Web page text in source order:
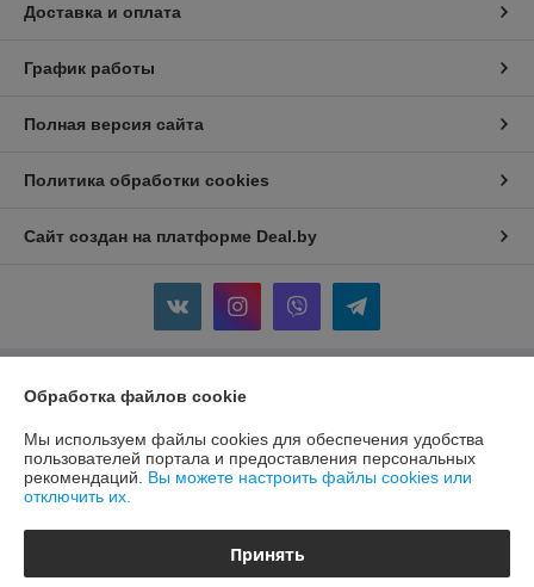
Доставка и оплата
График работы
Полная версия сайта
Политика обработки cookies
Сайт создан на платформе Deal.by
Информация для покупателя
Юридическое лицо: ООО "МаксдэмМаркет"
213802, Могилевская область, г. Бобруйск, ул. Ленина, д. 52, кв. 84
Регистрационный номер ЕГР: 791360419
Регистрационный орган: Бобруйский горисполком
Обработка файлов cookie
Мы используем файлы cookies для обеспечения удобства
пользователей портала и предоставления персональных
рекомендаций. Вы можете настроить файлы cookies или
отключить их.
Принять